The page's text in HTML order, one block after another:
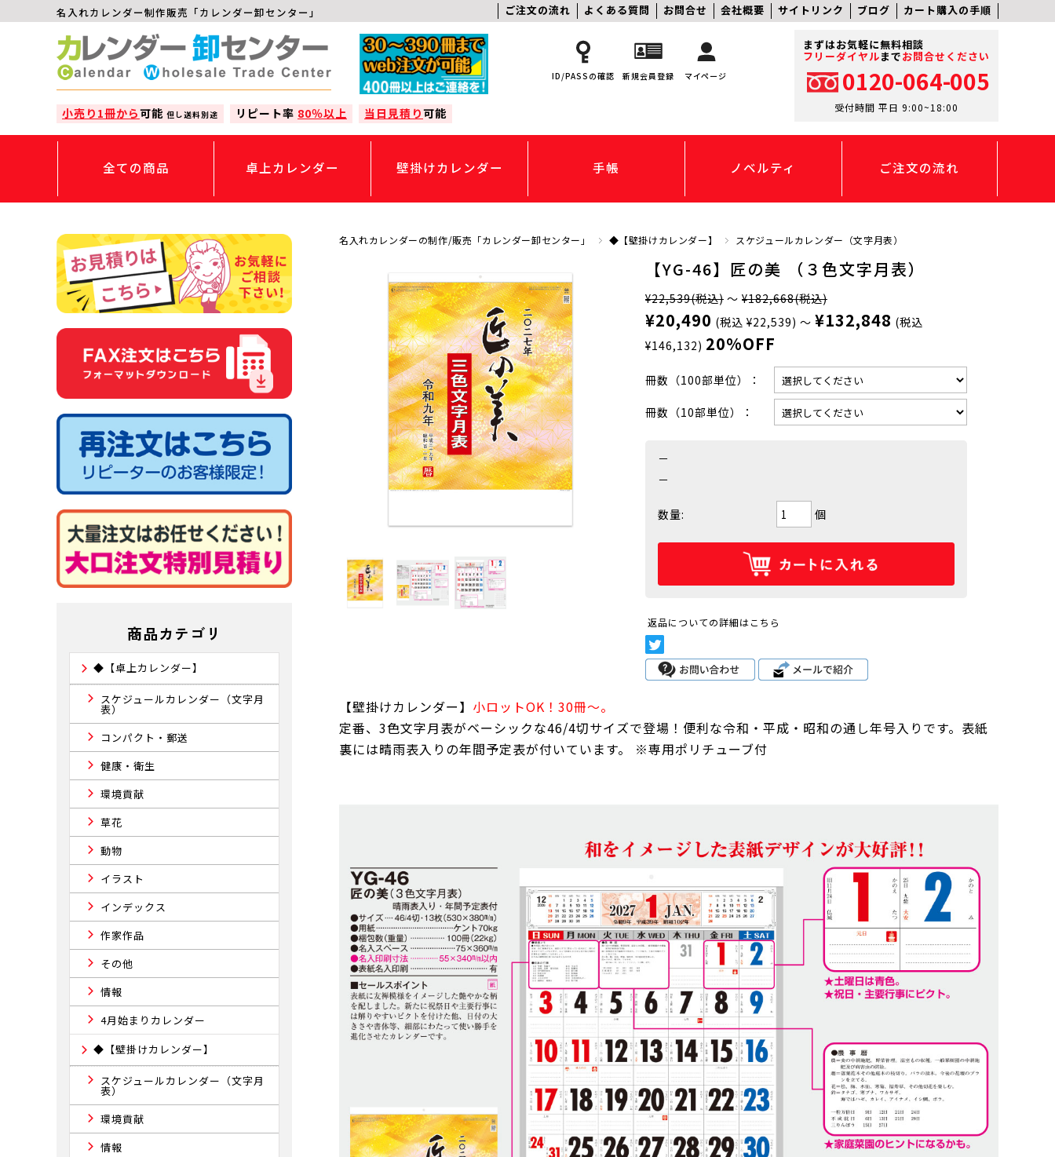
名入れカレンダー制作販売「カレンダー卸センター」 ご注文の流れ よくある質問 お問合せ 会社概要 サイトリンク ブログ カート購入の手順
小売り1冊から可能 但し送料別途 リピート率 80％以上 当日見積り可能
ID/PASSの確認 新規会員登録 マイページ
まずはお気軽に無料相談
フリーダイヤルまでお問合せください
0120-064-005
受付時間 平日 9:00~18:00
全ての商品 卓上カレンダー 壁掛けカレンダー 手帳 ノベルティ ご注文の流れ
名入れカレンダーの制作/販売「カレンダー卸センター」 ◆【壁掛けカレンダー】 スケジュールカレンダー（文字月表）
【YG-46】匠の美 （３色文字月表）
¥22,539(税込) ～ ¥182,668(税込)
¥20,490 (税込 ¥22,539) ～ ¥132,848 (税込
¥146,132) 20%OFF
冊数（100部単位）：
冊数（10部単位）：
－
－
数量: 個
返品についての詳細はこちら
【壁掛けカレンダー】 小ロットOK！30冊～。
定番、3色文字月表がベーシックな46/4切サイズで登場！便利な令和・平成・昭和の通し年号入りです。表紙
裏には晴雨表入りの年間予定表が付いています。 ※専用ポリチューブ付
商品カテゴリ
◆【卓上カレンダー】
スケジュールカレンダー（文字月
表）
コンパクト・郵送
健康・衛生
環境貢献
草花
動物
イラスト
インデックス
作家作品
その他
情報
4月始まりカレンダー
◆【壁掛けカレンダー】
スケジュールカレンダー（文字月
表）
環境貢献
情報